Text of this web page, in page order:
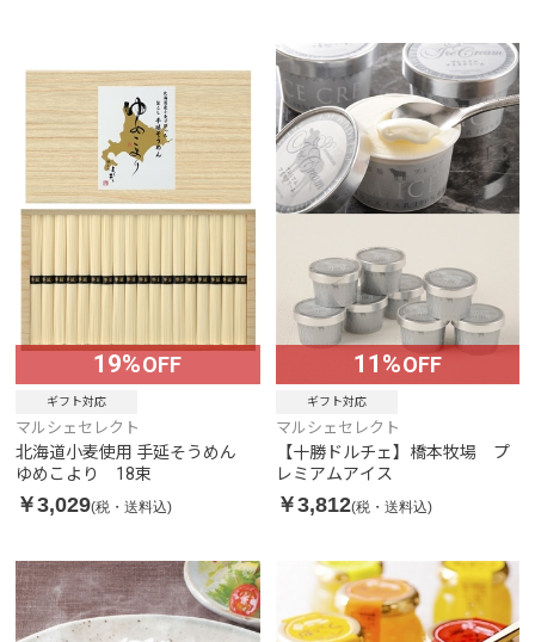
19%OFF
ギフト対応
マルシェセレクト
北海道小麦使用 手延そうめん
ゆめこより 18束
￥3,029(税・送料込)
11%OFF
ギフト対応
マルシェセレクト
【十勝ドルチェ】橋本牧場 プ
レミアムアイス
￥3,812(税・送料込)